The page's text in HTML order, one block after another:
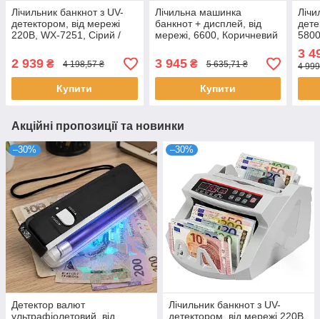
Лічильник банкнот з UV-
детектором, від мережі
220В, WX-7251, Сірий /
грошей / Рахункова
машинка
2 939 ₴ 4 198,57 ₴
Купити
Лічильна машинка
банкнот + дисплей, від
мережі, 6600, Коричневий
грошей / Лічильник
банкнот
3 945₴ 5 635,71 ₴
Купити
для
3
4
Акційні пропозиції та новинки
–30%
Детектор валют
ультрафіолетовий, від
–30%
Лічильник банкнот з UV-
детектором, від мережі 220В,